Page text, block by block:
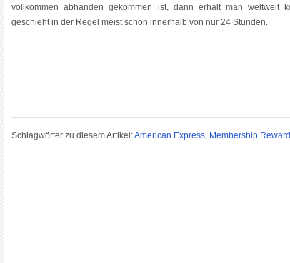
vollkommen abhanden gekommen ist, dann erhält man weltweit
geschieht in der Regel meist schon innerhalb von nur 24 Stunden.
Schlagwörter zu diesem Artikel:American Express, Membership